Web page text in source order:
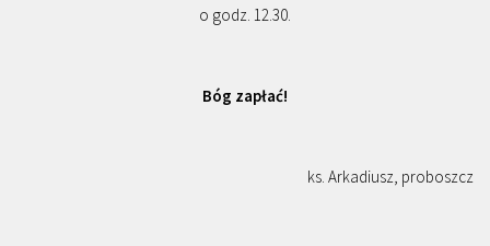
o godz. 12.30.
Bóg zapłać!
ks. Arkadiusz, proboszcz